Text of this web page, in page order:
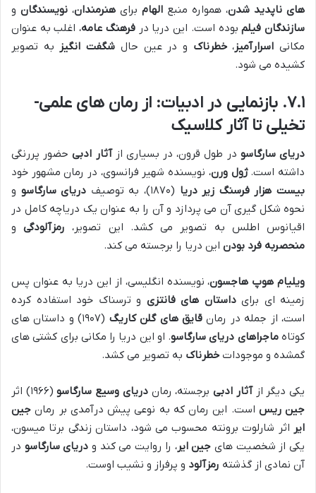
های ناپدید شدن، همواره منبع الهام برای هنرمندان، نویسندگان و
سازندگان فیلمبوده است. این دریا درفرهنگ عامه، اغلب به عنوان
مکانی اسرارآمیز،خطرناک و در عین حال شگفت انگیز به تصویر
کشیده می شود.
۷.۱. بازنمایی در ادبیات: از رمان های علمی-
تخیلی تا آثار کلاسیک
دریای سارگاسو در طول قرون، در بسیاری ازآثار ادبیحضور پررنگی
داشته است.ژول ورن، نویسنده شهیر فرانسوی، در رمان مشهور خود
بیست هزار فرسنگ زیر دریا (۱۸۷۰)، به توصیف دریای سارگاسو و
نحوه شکل گیری آن می پردازد و آن را به عنوان یک دریاچه کامل در
اقیانوس اطلس به تصویر می کشد. این تصویر، رمزآلودگیو
منحصربه فرد بودن این دریا را برجسته می کند.
ویلیام هوپ هاجسون، نویسنده انگلیسی، از این دریا به عنوان پس
زمینه ای برایداستان های فانتزی و ترسناک خود استفاده کرده
است، از جمله در رمانقایق های گلن کاریگ
(۱۹۰۷) و داستان های
کوتاهماجراهای دریای سارگاسو. او این دریا را مکانی برای کشتی های
گمشده و موجودات خطرناک به تصویر می کشد.
یکی دیگر ازآثار ادبیبرجسته، رماندریای وسیع سارگاسو(۱۹۶۶) اثر
جین ریس است. این رمان که به نوعی پیش درآمدی بر رمان جین
ایر اثر شارلوت برونته محسوب می شود، داستان زندگی برتا میسون،
یکی از شخصیت های جین ایر، را روایت می کند و دریای سارگاسو در
آن نمادی از گذشته رمزآلود و پرفراز و نشیب اوست.